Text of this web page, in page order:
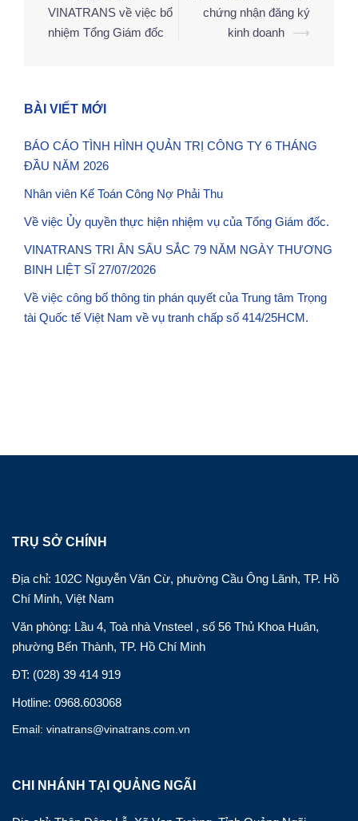
VINATRANS về việc bổ
nhiệm Tổng Giám đốc
chứng nhận đăng ký
kinh doanh
⟶
BÀI VIẾT MỚI
BÁO CÁO TÌNH HÌNH QUẢN TRỊ CÔNG TY 6 THÁNG
ĐẦU NĂM 2026
Nhân viên Kế Toán Công Nợ Phải Thu
Về việc Ủy quyền thực hiện nhiệm vụ của Tổng Giám đốc.
VINATRANS TRI ÂN SÂU SẮC 79 NĂM NGÀY THƯƠNG
BINH LIỆT SĨ 27/07/2026
Về việc công bố thông tin phán quyết của Trung tâm Trọng
tài Quốc tế Việt Nam về vụ tranh chấp số 414/25HCM.
TRỤ SỞ CHÍNH
Địa chỉ: 102C Nguyễn Văn Cừ, phường Cầu Ông Lãnh, TP. Hồ
Chí Minh, Việt Nam
Văn phòng: Lầu 4, Toà nhà Vnsteel , số 56 Thủ Khoa Huân,
phường Bến Thành, TP. Hồ Chí Minh
ĐT: (028) 39 414 919
Hotline: 0968.603068
Email: vinatrans@vinatrans.com.vn
CHI NHÁNH TẠI QUẢNG NGÃI